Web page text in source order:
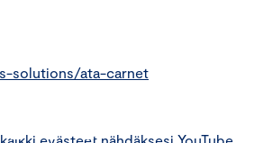
solutions/ata-carnet